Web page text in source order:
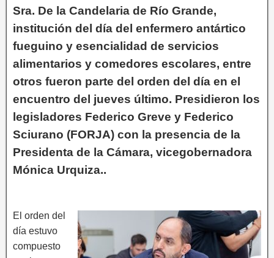
Sra. De la Candelaria de Río Grande,
institución del día del enfermero antártico
fueguino y esencialidad de servicios
alimentarios y comedores escolares, entre
otros fueron parte del orden del día en el
encuentro del jueves último. Presidieron los
legisladores Federico Greve y Federico
Sciurano (FORJA) con la presencia de la
Presidenta de la Cámara, vicegobernadora
Mónica Urquiza..
El orden del
día estuvo
compuesto